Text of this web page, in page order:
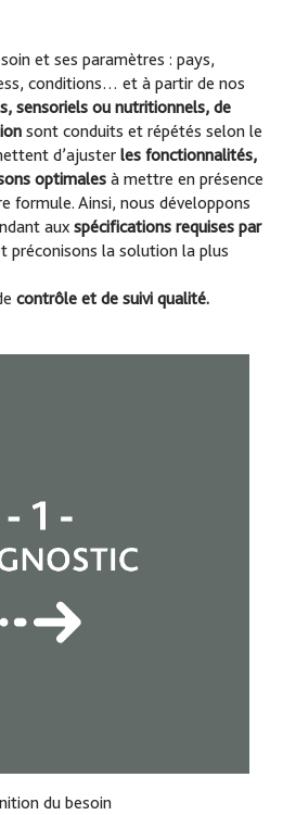
et ses paramètres : pays,
conditions… et à partir de nos
sensoriels ou nutritionnels, de
sont conduits et répétés selon le
d’ajuster les fonctionnalités,
optimales à mettre en présence
formule. Ainsi, nous développons
aux spécifications requises par
préconisons la solution la plus
contrôle et de suivi qualité.
du besoin